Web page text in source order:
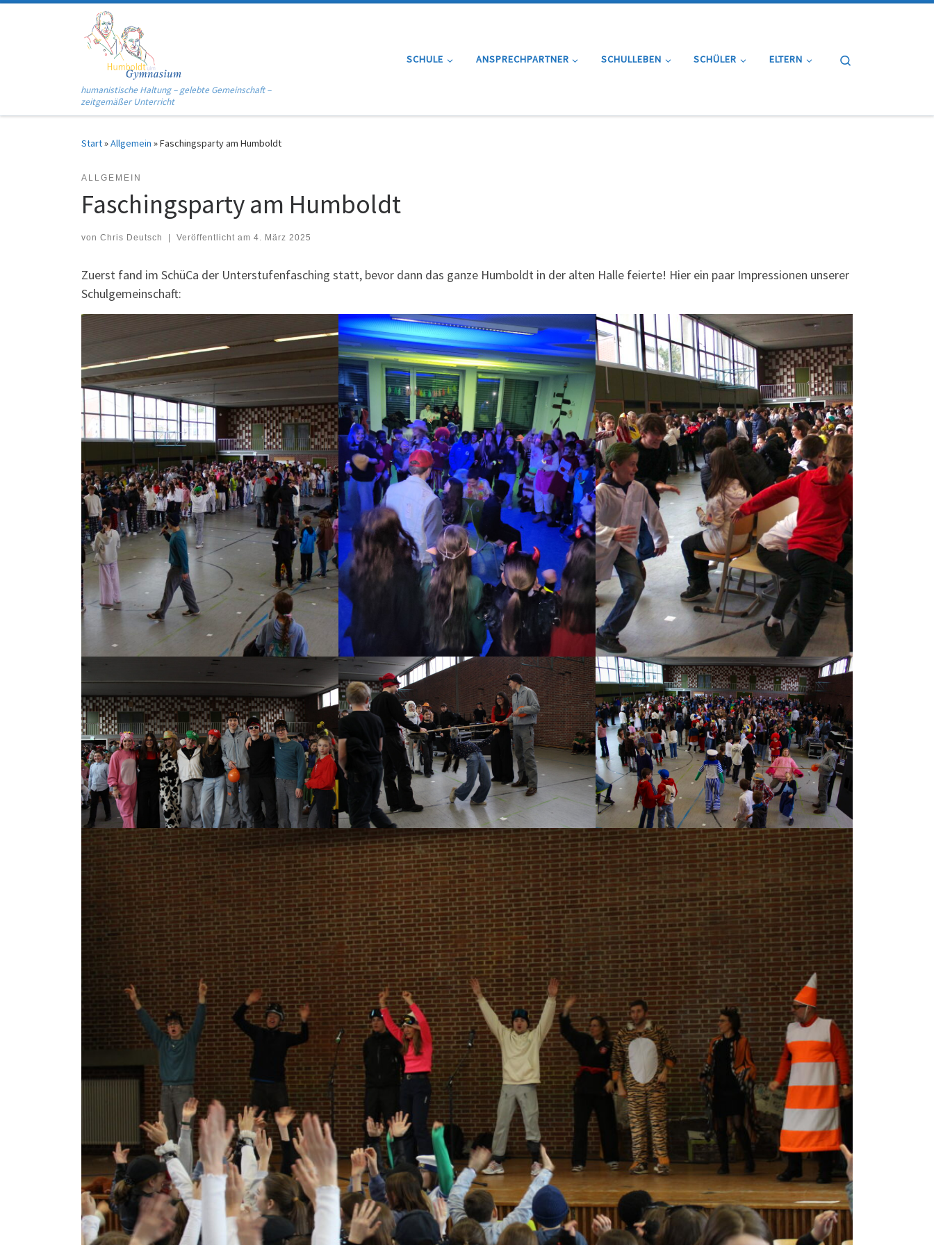
Zum Inhalt springen
humanistische Haltung – gelebte Gemeinschaft –
zeitgemäßer Unterricht
SCHULE ANSPRECHPARTNER SCHULLEBEN SCHÜLER ELTERN
Start»Allgemein »Faschingsparty am Humboldt
ALLGEMEIN
Faschingsparty am Humboldt
von Chris Deutsch Veröffentlicht am 4. März 2025
Zuerst fand im SchüCa der Unterstufenfasching statt, bevor dann das ganze Humboldt in der alten Halle feierte! Hier ein paar Impressionen unserer
Schulgemeinschaft: